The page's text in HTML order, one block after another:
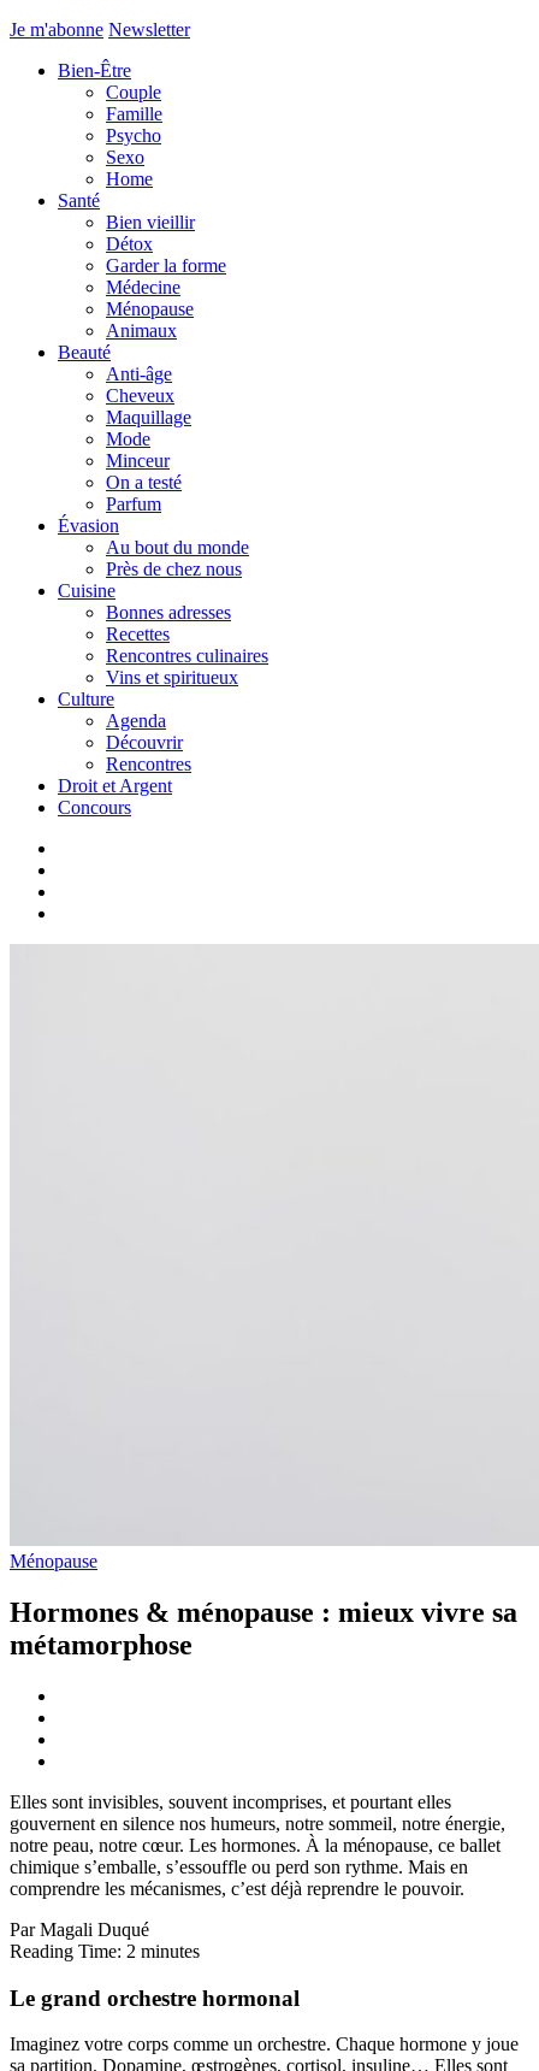
Je m'abonne Newsletter
Bien-Être
Couple
Famille
Psycho
Sexo
Home
Santé
Bien vieillir
Détox
Garder la forme
Médecine
Ménopause
Animaux
Beauté
Anti-âge
Cheveux
Maquillage
Mode
Minceur
On a testé
Parfum
Évasion
Au bout du monde
Près de chez nous
Cuisine
Bonnes adresses
Recettes
Rencontres culinaires
Vins et spiritueux
Culture
Agenda
Découvrir
Rencontres
Droit et Argent
Concours
Ménopause
Hormones & ménopause : mieux vivre sa
métamorphose
Elles sont invisibles, souvent incomprises, et pourtant elles
gouvernent en silence nos humeurs, notre sommeil, notre énergie,
notre peau, notre cœur. Les hormones. À la ménopause, ce ballet
chimique s’emballe, s’essouffle ou perd son rythme. Mais en
comprendre les mécanismes, c’est déjà reprendre le pouvoir.
Par Magali Duqué
Reading Time: 2 minutes
Le grand orchestre hormonal
Imaginez votre corps comme un orchestre. Chaque hormone y joue
sa partition. Dopamine, œstrogènes, cortisol, insuline… Elles sont